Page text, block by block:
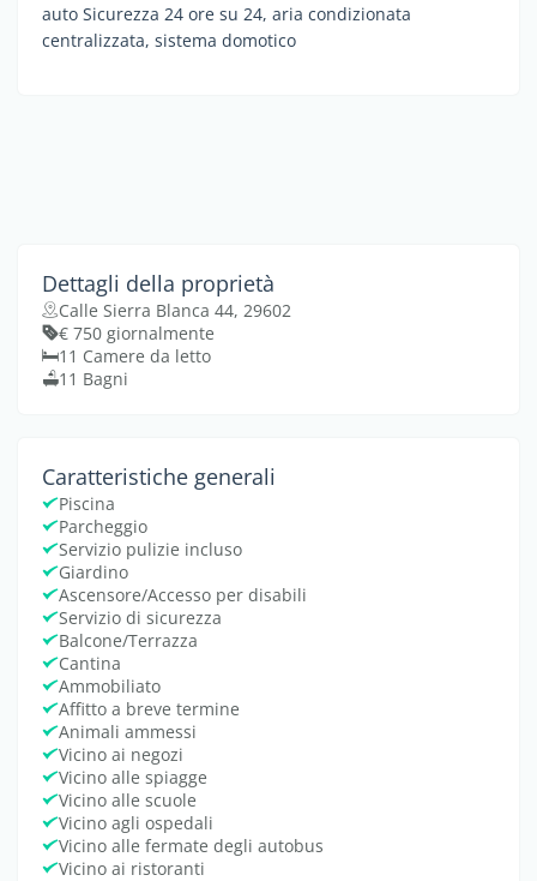
auto Sicurezza 24 ore su 24, aria condizionata
centralizzata, sistema domotico
Dettagli della proprietà
Calle Sierra Blanca 44, 29602
€ 750 giornalmente
11 Camere da letto
11 Bagni
Caratteristiche generali
Piscina
Parcheggio
Servizio pulizie incluso
Giardino
Ascensore/Accesso per disabili
Servizio di sicurezza
Balcone/Terrazza
Cantina
Ammobiliato
Affitto a breve termine
Animali ammessi
Vicino ai negozi
Vicino alle spiagge
Vicino alle scuole
Vicino agli ospedali
Vicino alle fermate degli autobus
Vicino ai ristoranti